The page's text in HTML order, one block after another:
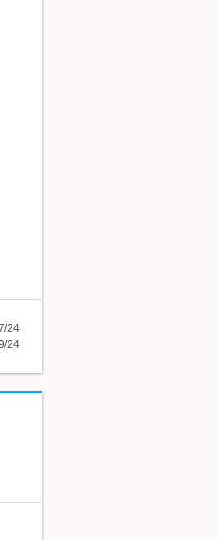
24
24